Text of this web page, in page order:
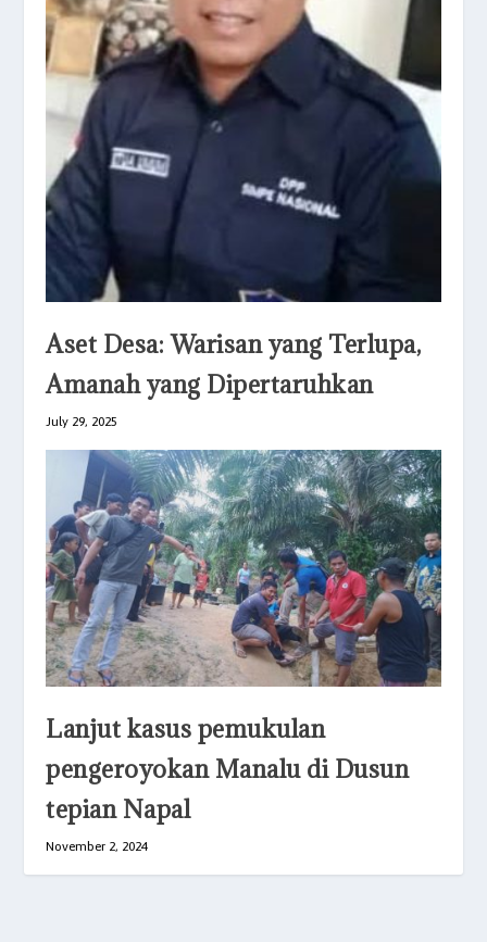
Aset Desa: Warisan yang Terlupa,
Amanah yang Dipertaruhkan
July 29, 2025
Lanjut kasus pemukulan
pengeroyokan Manalu di Dusun
tepian Napal
November 2, 2024